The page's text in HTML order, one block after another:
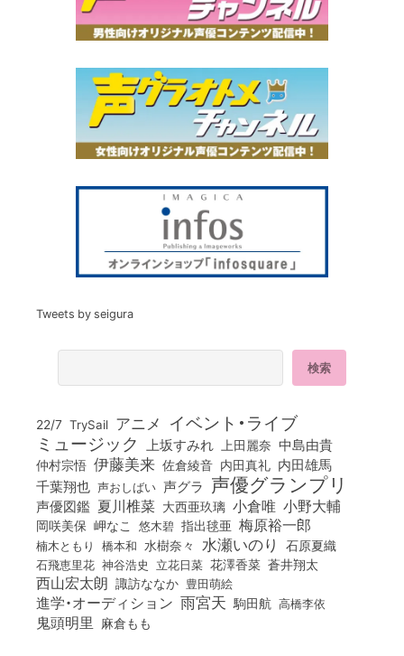
Tweets by seigura
22/7 TrySail アニメ イベント・ライブ
ミュージック 上坂すみれ 上田麗奈 中島由貴
仲村宗悟 伊藤美来 佐倉綾音 内田真礼 内田雄馬
千葉翔也 声おしばい 声グラ 声優グランプリ
声優図鑑 夏川椎菜 大西亜玖璃 小倉唯 小野大輔
岡咲美保 岬なこ 悠木碧 指出毬亜 梅原裕一郎
楠木ともり 橋本和 水樹奈々 水瀬いのり 石原夏織
石飛恵里花 神谷浩史 立花日菜 花澤香菜 蒼井翔太
西山宏太朗 諏訪ななか 豊田萌絵
進学・オーディション 雨宮天 駒田航 高橋李依
鬼頭明里 麻倉もも